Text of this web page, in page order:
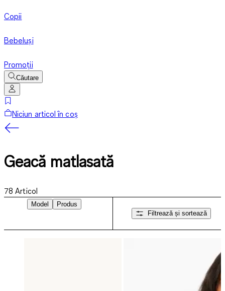
Copii
Bebeluși
Promoții
Căutare
Niciun articol în coș
Geacă matlasată
78 Articol
Model
Produs
Filtrează și sortează